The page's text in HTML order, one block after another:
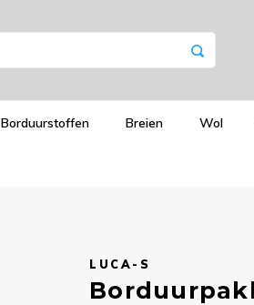
Borduurstoffen Breien Wol
LUCA-S